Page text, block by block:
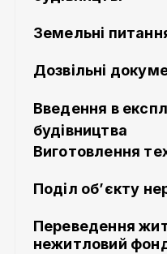
Земельні
Дозвільні
Введення в
будівництва
Виготовлення
Поділ об’єкту
Переведення
нежитловий